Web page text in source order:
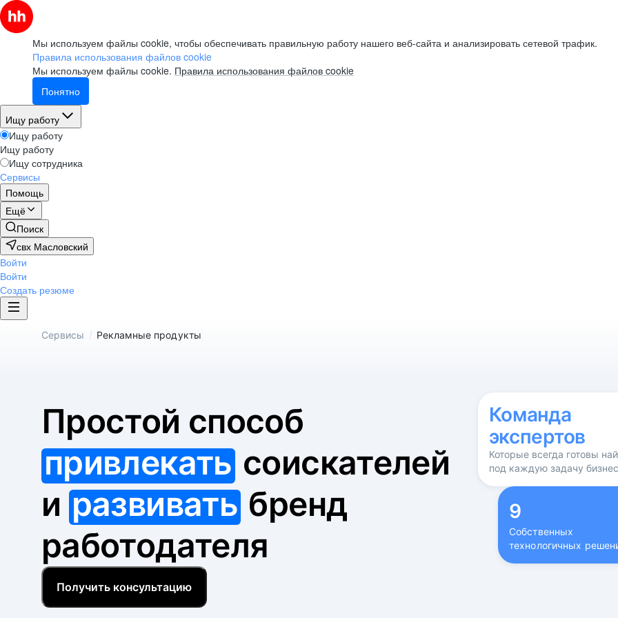
Мы используем файлы cookie, чтобы обеспечивать правильную работу нашего веб-сайта и анализировать сетевой трафик.
Правила использования файлов cookie
Мы используем файлы cookie. Правила использования файлов cookie
Понятно
Ищу работу
Ищу работу
Ищу работу
Ищу сотрудника
Сервисы
Помощь
Ещё
Поиск
свх Масловский
Войти
Войти
Создать резюме
Сервисы / Рекламные продукты
Простой способ
привлекатьсоискателей
и развивать бренд
работодателя
Получить консультацию
Команда
экспертов
Которые всегда готовы
под каждую задачу
9
Собственных
технологичных